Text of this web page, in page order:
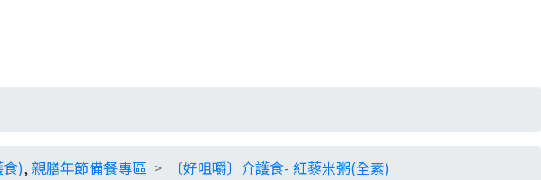
),親膳年節備餐專區 〔好咀嚼〕介護食- 紅藜米粥(全素)